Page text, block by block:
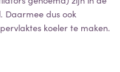
Daarmee dus ook
koeler te maken.